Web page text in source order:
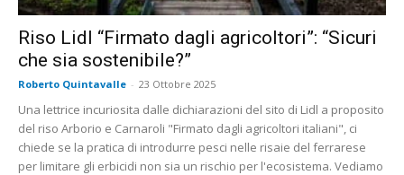
Riso Lidl “Firmato dagli agricoltori”: “Sicuri
che sia sostenibile?”
Roberto Quintavalle - 23 Ottobre 2025
Una lettrice incuriosita dalle dichiarazioni del sito di Lidl a proposito
del riso Arborio e Carnaroli "Firmato dagli agricoltori italiani", ci
chiede se la pratica di introdurre pesci nelle risaie del ferrarese
per limitare gli erbicidi non sia un rischio per l'ecosistema. Vediamo